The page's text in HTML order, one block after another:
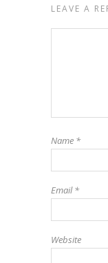
LEAVE A
Name *
Email*
Website